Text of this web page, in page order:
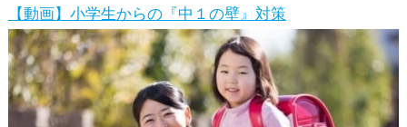
【動画】小学生からの『中１の壁』対策